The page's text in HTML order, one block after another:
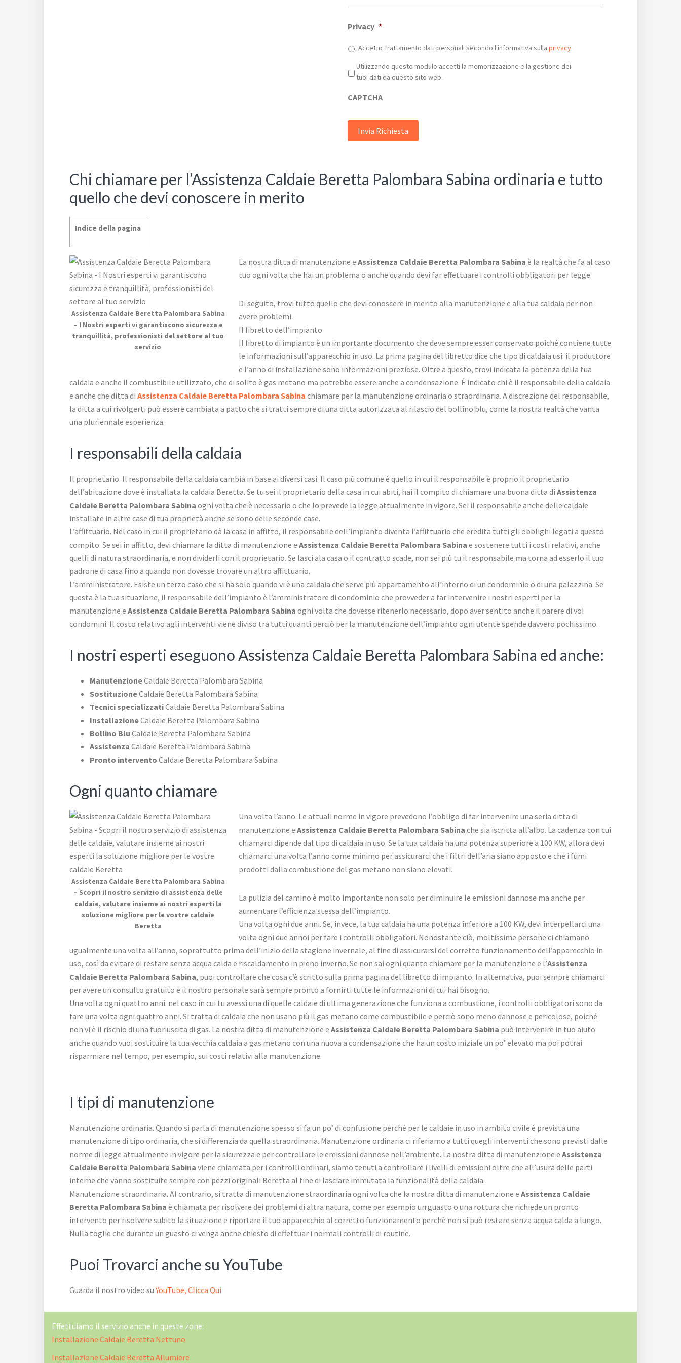
Privacy *
Accetto Trattamento dati personali secondo l'informativa sulla privacy
Privacy *
Utilizzando questo modulo accetti la memorizzazione e la gestione dei
tuoi dati da questo sito web.
CAPTCHA
Chi chiamare per l’Assistenza Caldaie Beretta Palombara Sabina ordinaria e tutto
quello che devi conoscere in merito
Indice della pagina
Assistenza Caldaie Beretta Palombara Sabina
– I Nostri esperti vi garantiscono sicurezza e
tranquillità, professionisti del settore al tuo
servizio
La nostra ditta di manutenzione e Assistenza Caldaie Beretta Palombara Sabina è la realtà che fa al caso
tuo ogni volta che hai un problema o anche quando devi far effettuare i controlli obbligatori per legge.
Di seguito, trovi tutto quello che devi conoscere in merito alla manutenzione e alla tua caldaia per non
avere problemi.
Il libretto dell’impianto
Il libretto di impianto è un importante documento che deve sempre esser conservato poiché contiene tutte
le informazioni sull’apparecchio in uso. La prima pagina del libretto dice che tipo di caldaia usi: il produttore
e l’anno di installazione sono informazioni preziose. Oltre a questo, trovi indicata la potenza della tua
caldaia e anche il combustibile utilizzato, che di solito è gas metano ma potrebbe essere anche a condensazione. È indicato chi è il responsabile della caldaia
e anche che ditta di Assistenza Caldaie Beretta Palombara Sabina chiamare per la manutenzione ordinaria o straordinaria. A discrezione del responsabile,
la ditta a cui rivolgerti può essere cambiata a patto che si tratti sempre di una ditta autorizzata al rilascio del bollino blu, come la nostra realtà che vanta
una pluriennale esperienza.
I responsabili della caldaia
Il proprietario. Il responsabile della caldaia cambia in base ai diversi casi. Il caso più comune è quello in cui il responsabile è proprio il proprietario
dell’abitazione dove è installata la caldaia Beretta. Se tu sei il proprietario della casa in cui abiti, hai il compito di chiamare una buona ditta di Assistenza
Caldaie Beretta Palombara Sabina ogni volta che è necessario o che lo prevede la legge attualmente in vigore. Sei il responsabile anche delle caldaie
installate in altre case di tua proprietà anche se sono delle seconde case.
L’affittuario. Nel caso in cui il proprietario dà la casa in affitto, il responsabile dell’impianto diventa l’affittuario che eredita tutti gli obblighi legati a questo
compito. Se sei in affitto, devi chiamare la ditta di manutenzione e Assistenza Caldaie Beretta Palombara Sabina e sostenere tutti i costi relativi, anche
quelli di natura straordinaria, e non dividerli con il proprietario. Se lasci ala casa o il contratto scade, non sei più tu il responsabile ma torna ad esserlo il tuo
padrone di casa fino a quando non dovesse trovare un altro affittuario.
L’amministratore. Esiste un terzo caso che si ha solo quando vi è una caldaia che serve più appartamento all’interno di un condominio o di una palazzina. Se
questa è la tua situazione, il responsabile dell’impianto è l’amministratore di condominio che provveder a far intervenire i nostri esperti per la
manutenzione e Assistenza Caldaie Beretta Palombara Sabina ogni volta che dovesse ritenerlo necessario, dopo aver sentito anche il parere di voi
condomini. Il costo relativo agli interventi viene diviso tra tutti quanti perciò per la manutenzione dell’impianto ogni utente spende davvero pochissimo.
I nostri esperti eseguono Assistenza Caldaie Beretta Palombara Sabina ed anche:
ManutenzioneCaldaie Beretta Palombara Sabina
SostituzioneCaldaie Beretta Palombara Sabina
Tecnici specializzatiCaldaie Beretta Palombara Sabina
InstallazioneCaldaie Beretta Palombara Sabina
Bollino Blu Caldaie Beretta Palombara Sabina
Assistenza Caldaie Beretta Palombara Sabina
Pronto intervento Caldaie Beretta Palombara Sabina
Ogni quanto chiamare
Assistenza Caldaie Beretta Palombara Sabina
– Scopri il nostro servizio di assistenza delle
caldaie, valutare insieme ai nostri esperti la
soluzione migliore per le vostre caldaie
Beretta
Una volta l’anno. Le attuali norme in vigore prevedono l’obbligo di far intervenire una seria ditta di
manutenzione e Assistenza Caldaie Beretta Palombara Sabina che sia iscritta all’albo. La cadenza con cui
chiamarci dipende dal tipo di caldaia in uso. Se la tua caldaia ha una potenza superiore a 100 KW, allora devi
chiamarci una volta l’anno come minimo per assicurarci che i filtri dell’aria siano apposto e che i fumi
prodotti dalla combustione del gas metano non siano elevati.
La pulizia del camino è molto importante non solo per diminuire le emissioni dannose ma anche per
aumentare l’efficienza stessa dell’impianto.
Una volta ogni due anni. Se, invece, la tua caldaia ha una potenza inferiore a 100 KW, devi interpellarci una
volta ogni due annoi per fare i controlli obbligatori. Nonostante ciò, moltissime persone ci chiamano
ugualmente una volta all’anno, soprattutto prima dell’inizio della stagione invernale, al fine di assicurarsi del corretto funzionamento dell’apparecchio in
uso, così da evitare di restare senza acqua calda e riscaldamento in pieno inverno. Se non sai ogni quanto chiamare per la manutenzione e l’Assistenza
Caldaie Beretta Palombara Sabina, puoi controllare che cosa c’è scritto sulla prima pagina del libretto di impianto. In alternativa, puoi sempre chiamarci
per avere un consulto gratuito e il nostro personale sarà sempre pronto a fornirti tutte le informazioni di cui hai bisogno.
Una volta ogni quattro anni. nel caso in cui tu avessi una di quelle caldaie di ultima generazione che funziona a combustione, i controlli obbligatori sono da
fare una volta ogni quattro anni. Si tratta di caldaia che non usano più il gas metano come combustibile e perciò sono meno dannose e pericolose, poiché
non vi è il rischio di una fuoriuscita di gas. La nostra ditta di manutenzione e Assistenza Caldaie Beretta Palombara Sabina può intervenire in tuo aiuto
anche quando vuoi sostituire la tua vecchia caldaia a gas metano con una nuova a condensazione che ha un costo iniziale un po’ elevato ma poi potrai
risparmiare nel tempo, per esempio, sui costi relativi alla manutenzione.
I tipi di manutenzione
Manutenzione ordinaria. Quando si parla di manutenzione spesso si fa un po’ di confusione perché per le caldaie in uso in ambito civile è prevista una
manutenzione di tipo ordinaria, che si differenzia da quella straordinaria. Manutenzione ordinaria ci riferiamo a tutti quegli interventi che sono previsti dalle
norme di legge attualmente in vigore per la sicurezza e per controllare le emissioni dannose nell’ambiente. La nostra ditta di manutenzione e Assistenza
Caldaie Beretta Palombara Sabina viene chiamata per i controlli ordinari, siamo tenuti a controllare i livelli di emissioni oltre che all’usura delle parti
interne che vanno sostituite sempre con pezzi originali Beretta al fine di lasciare immutata la funzionalità della caldaia.
Manutenzione straordinaria. Al contrario, si tratta di manutenzione straordinaria ogni volta che la nostra ditta di manutenzione e Assistenza Caldaie
Beretta Palombara Sabina è chiamata per risolvere dei problemi di altra natura, come per esempio un guasto o una rottura che richiede un pronto
intervento per risolvere subito la situazione e riportare il tuo apparecchio al corretto funzionamento perché non si può restare senza acqua calda a lungo.
Nulla toglie che durante un guasto ci venga anche chiesto di effettuar i normali controlli di routine.
Puoi Trovarci anche su YouTube
Guarda il nostro video suYouTube, Clicca Qui
Effettuiamo il servizio anche in queste zone:
Installazione Caldaie Beretta Nettuno
Installazione Caldaie Beretta Allumiere